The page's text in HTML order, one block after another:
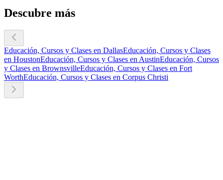
Descubre más
Educación, Cursos y Clases en DallasEducación, Cursos y Clases
en HoustonEducación, Cursos y Clases en AustinEducación, Cursos
y Clases en BrownsvilleEducación, Cursos y Clases en Fort
WorthEducación, Cursos y Clases en Corpus Christi